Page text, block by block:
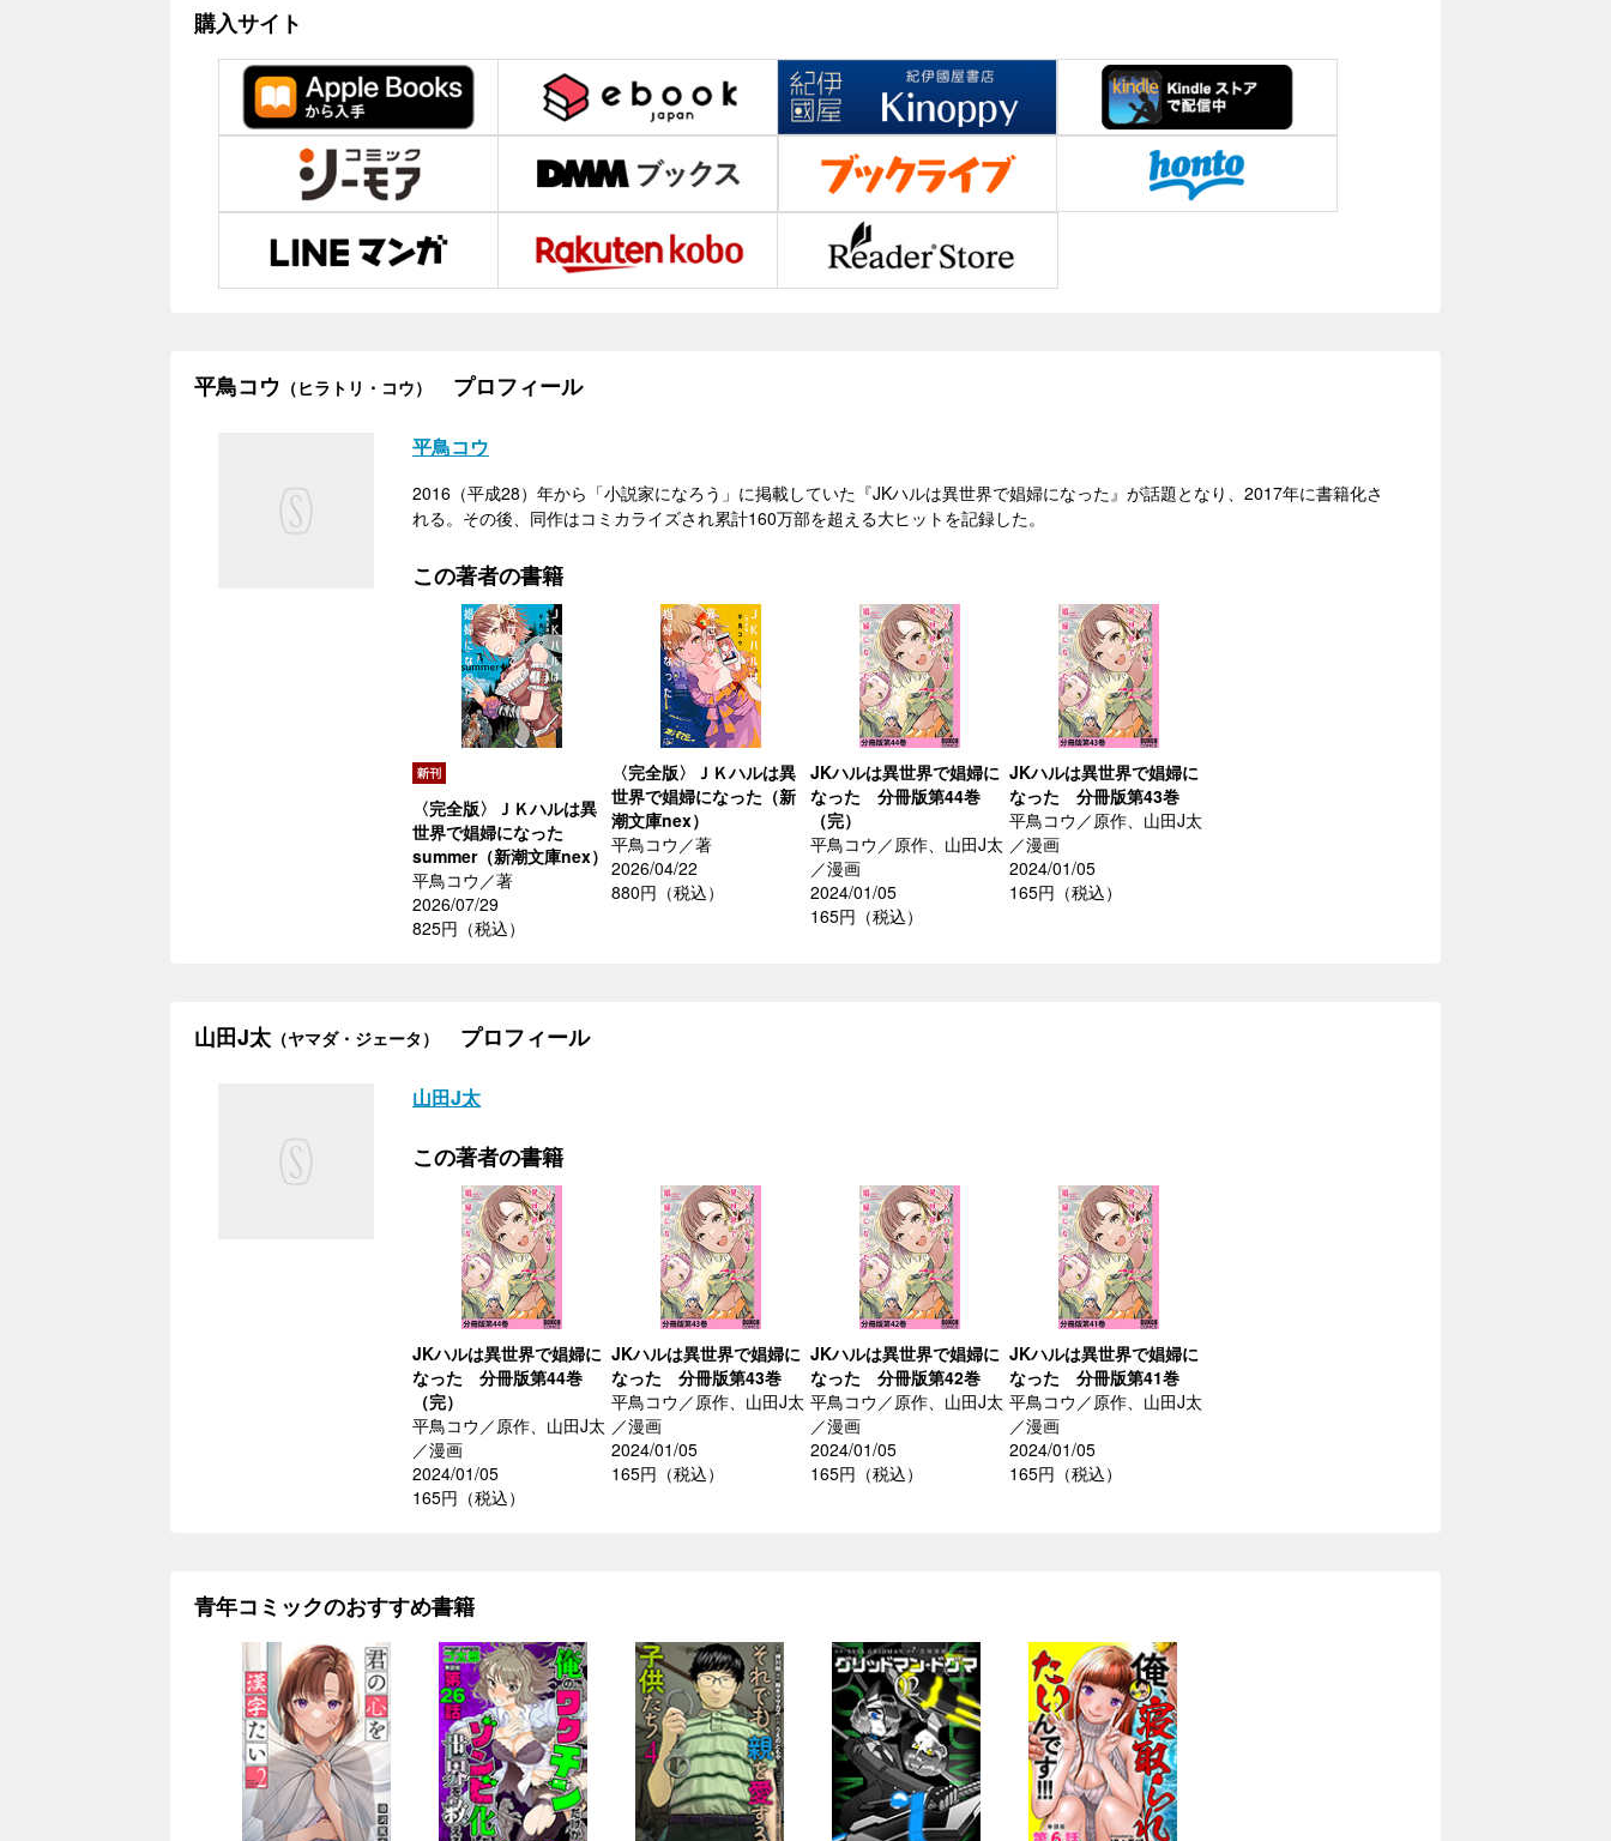
購入サイト
平鳥コウ （ヒラトリ・コウ） プロフィール
平鳥コウ
2016（平成28）年から「小説家になろう」に掲載していた『JKハルは異世界で娼婦になった』が話題となり、2017年に書籍化さ
れる。その後、同作はコミカライズされ累計160万部を超える大ヒットを記録した。
この著者の書籍
〈完全版〉ＪＫハルは異
世界で娼婦になった
summer（新潮文庫nex）
平鳥コウ／著
2026/07/29
825円（税込）
〈完全版〉ＪＫハルは異
世界で娼婦になった（新
潮文庫nex）
平鳥コウ／著
2026/04/22
880円（税込）
JKハルは異世界で娼婦に
なった 分冊版第44巻
（完）
平鳥コウ／原作、山田J太
／漫画
2024/01/05
165円（税込）
JKハルは異世界で娼婦に
なった 分冊版第43巻
平鳥コウ／原作、山田J太
／漫画
2024/01/05
165円（税込）
山田J太 （ヤマダ・ジェータ） プロフィール
山田J太
この著者の書籍
JKハルは異世界で娼婦に
なった 分冊版第44巻
（完）
平鳥コウ／原作、山田J太
／漫画
2024/01/05
165円（税込）
JKハルは異世界で娼婦に
なった 分冊版第43巻
平鳥コウ／原作、山田J太
／漫画
2024/01/05
165円（税込）
JKハルは異世界で娼婦に
なった 分冊版第42巻
平鳥コウ／原作、山田J太
／漫画
2024/01/05
165円（税込）
JKハルは異世界で娼婦に
なった 分冊版第41巻
平鳥コウ／原作、山田J太
／漫画
2024/01/05
165円（税込）
青年コミックのおすすめ書籍